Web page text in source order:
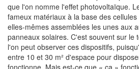
que l'on nomme l'effet photovoltaïque.
fameux matériaux à la base des
elles-mêmes assemblées les unes aux
panneaux solaires. C'est souvent sur le
l'on peut observer ces dispositifs,
entre 10 et 30 m² d'espace pour
fonctionne. Mais est-ce que « ça »